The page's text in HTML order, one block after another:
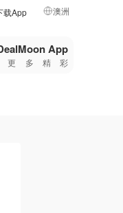
载App 澳洲
中国
App
更多精彩